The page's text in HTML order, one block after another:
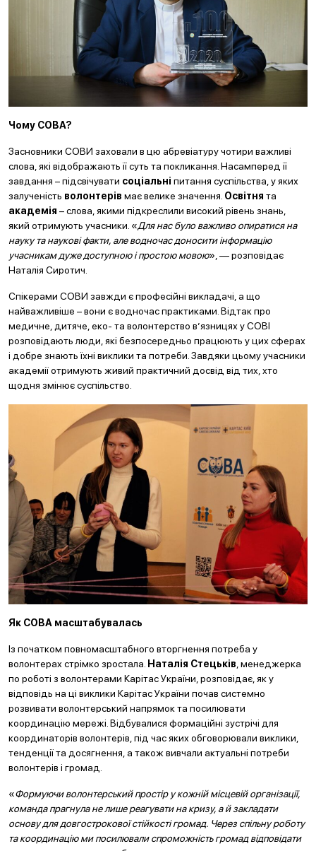
Чому СОВА?
Засновники СОВИ заховали в цю абревіатуру чотири важливі
слова, які відображають її суть та покликання. Насамперед її
завдання – підсвічувати соціальні питання суспільства, у яких
залученість волонтерів має велике значення. Освітня та
академія – слова, якими підкреслили високий рівень знань,
який отримують учасники. «Для нас було важливо опиратися на
науку та наукові факти, але водночас доносити інформацію
учасникам дуже доступною і простою мовою», — розповідає
Наталія Сиротич.
Спікерами СОВИ завжди є професійні викладачі, а що
найважливіше – вони є водночас практиками. Відтак про
медичне, дитяче, еко- та волонтерство в’язницях у СОВІ
розповідають люди, які безпосередньо працюють у цих сферах
і добре знають їхні виклики та потреби. Завдяки цьому учасники
академії отримують живий практичний досвід від тих, хто
щодня змінює суспільство.
Як СОВА масштабувалась
Із початком повномасштабного вторгнення потреба у
волонтерах стрімко зростала. Наталія Стецьків , менеджерка
по роботі з волонтерами Карітас України, розповідає, як у
відповідь на ці виклики Карітас України почав системно
розвивати волонтерський напрямок та посилювати
координацію мережі. Відбувалися формаційні зустрічі для
координаторів волонтерів, під час яких обговорювали виклики,
тенденції та досягнення, а також вивчали актуальні потреби
волонтерів і громад.
«Формуючи волонтерський простір у кожній місцевій організації,
команда прагнула не лише реагувати на кризу, а й закладати
основу для довгострокової стійкості громад. Через спільну роботу
та координацію ми посилювали спроможність громад відповідати